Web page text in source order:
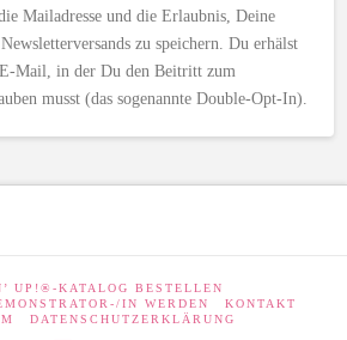
Mailadresse und die Erlaubnis, Deine
zu speichern. Du erhälst
Mail, in der Du den Beitritt zum
musst (das sogenannte Double-Opt-In).
UP!®-KATALOG BESTELLEN
IN WERDEN
KONTAKT
DATENSCHUTZERKLÄRUNG